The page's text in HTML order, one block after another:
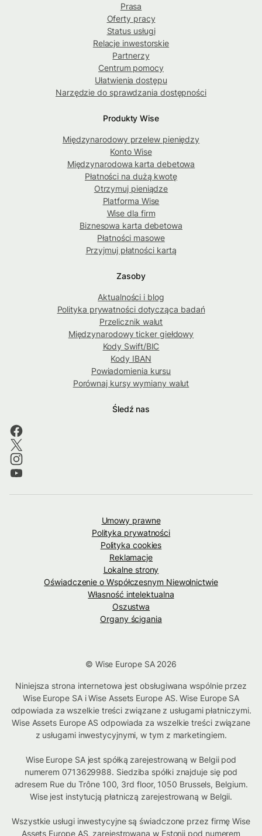
Prasa
Oferty pracy
Status usługi
Relacje inwestorskie
Partnerzy
Centrum pomocy
Ułatwienia dostępu
Narzędzie do sprawdzania dostępności
Produkty Wise
Międzynarodowy przelew pieniędzy
Konto Wise
Międzynarodowa karta debetowa
Płatności na dużą kwotę
Otrzymuj pieniądze
Platforma Wise
Wise dla firm
Biznesowa karta debetowa
Płatności masowe
Przyjmuj płatności kartą
Zasoby
Aktualności i blog
Polityka prywatności dotycząca badań
Przelicznik walut
Międzynarodowy ticker giełdowy
Kody Swift/BIC
Kody IBAN
Powiadomienia kursu
Porównaj kursy wymiany walut
Śledź nas
Umowy prawne
Polityka prywatności
Polityka cookies
Reklamacje
Lokalne strony
Oświadczenie o Współczesnym Niewolnictwie
Własność intelektualna
Oszustwa
Organy ścigania
© Wise Europe SA 2026
Niniejsza strona internetowa jest obsługiwana wspólnie przez
Wise Europe SA i Wise Assets Europe AS. Wise Europe SA
odpowiada za wszelkie treści związane z usługami płatniczymi.
Wise Assets Europe AS odpowiada za wszelkie treści związane
z usługami inwestycyjnymi, w tym z marketingiem.
Wise Europe SA jest spółką zarejestrowaną w Belgii pod
numerem 0713629988. Siedziba spółki znajduje się pod
adresem Rue du Trône 100, 3rd floor, 1050 Brussels, Belgium.
Wise jest instytucją płatniczą zarejestrowaną w Belgii.
Wszystkie usługi inwestycyjne są świadczone przez firmę Wise
Assets Europe AS, zarejestrowaną w Estonii pod numerem